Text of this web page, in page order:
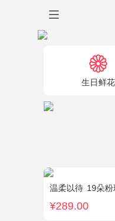
生日鲜花
温柔以待 19朵粉玫瑰
¥289.00